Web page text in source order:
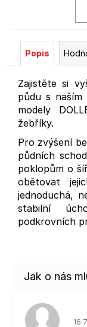
Popis
Zajistěte si
půdu s naším
modely
žebříky.
Pro zvýšení
půdních
poklopům o
obětovat
jednoduchá,
stabilní
podkrovních
640
Kč